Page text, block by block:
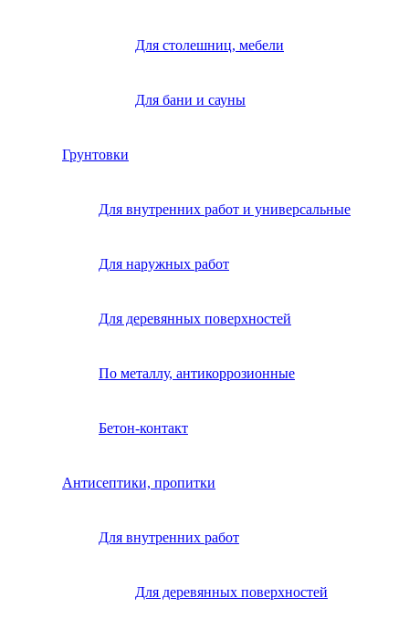
Для столешниц, мебели
Для бани и сауны
Грунтовки
Для внутренних работ и универсальные
Для наружных работ
Для деревянных поверхностей
По металлу, антикоррозионные
Бетон-контакт
Антисептики, пропитки
Для внутренних работ
Для деревянных поверхностей